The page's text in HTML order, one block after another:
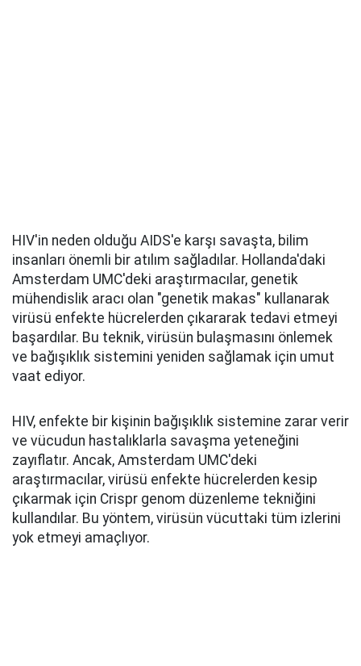
HIV'in neden olduğu AIDS'e karşı savaşta, bilim
insanları önemli bir atılım sağladılar. Hollanda'daki
Amsterdam UMC'deki araştırmacılar, genetik
mühendislik aracı olan "genetik makas" kullanarak
virüsü enfekte hücrelerden çıkararak tedavi etmeyi
başardılar. Bu teknik, virüsün bulaşmasını önlemek
ve bağışıklık sistemini yeniden sağlamak için umut
vaat ediyor.
HIV, enfekte bir kişinin bağışıklık sistemine zarar verir
ve vücudun hastalıklarla savaşma yeteneğini
zayıflatır. Ancak, Amsterdam UMC'deki
araştırmacılar, virüsü enfekte hücrelerden kesip
çıkarmak için Crispr genom düzenleme tekniğini
kullandılar. Bu yöntem, virüsün vücuttaki tüm izlerini
yok etmeyi amaçlıyor.